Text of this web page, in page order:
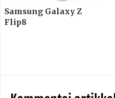
Samsung Galaxy Z
Flip8